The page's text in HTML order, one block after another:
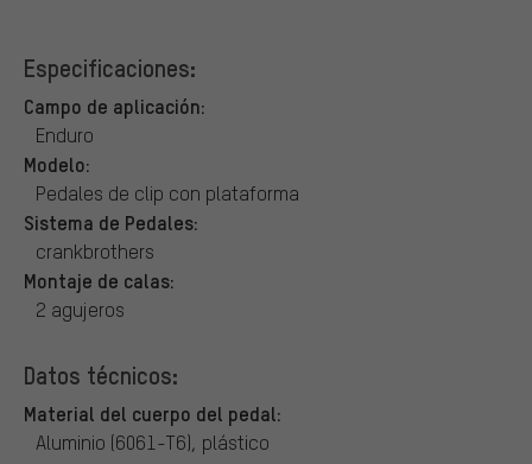
Especificaciones:
Campo de aplicación:
Enduro
Modelo:
Pedales de clip con plataforma
Sistema de Pedales:
crankbrothers
Montaje de calas:
2 agujeros
Datos técnicos:
Material del cuerpo del pedal:
Aluminio (6061-T6), plástico